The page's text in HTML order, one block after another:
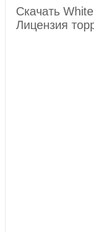
Скачать
Лицензия